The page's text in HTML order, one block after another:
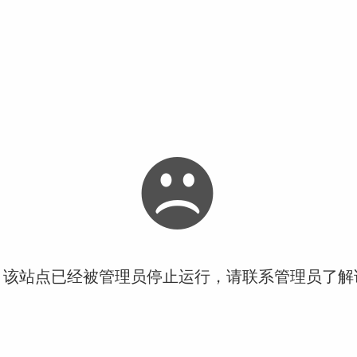
站点已经被管理员停止运行，请联系管理员了